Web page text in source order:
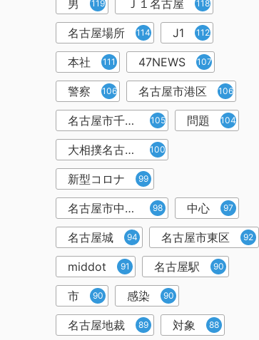
男 119 Ｊ１名古屋 118
名古屋場所 114 J1 112
本社 111 47NEWS 107
警察 106 名古屋市港区 106
名古屋市千種区 105 問題 104
大相撲名古屋場所 100
新型コロナ 99
名古屋市中村区 98 中心 97
名古屋城 94 名古屋市東区 92
middot 91 名古屋駅 90
市 90 感染 90
名古屋地裁 89 対象 88